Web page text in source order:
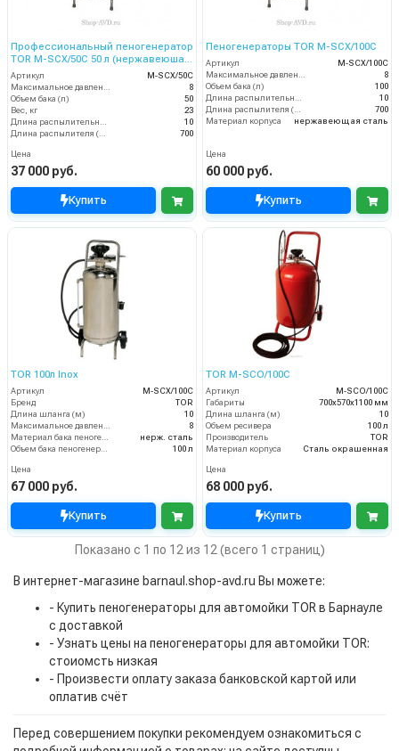
Профессиональный пеногенератор
TOR M-SCX/50C 50 л (нержавеюшая
сталь)
Артикул
М-SCX/50C
Максимальное давление (бар)
8
Объем бака (л)
50
Вес, кг
23
Длина распылительного шланга (м)
10
Длина распылителя (мм)
700
Цена
37 000 руб.
Купить
Пеногенераторы TOR М-SCX/100C
Артикул
М-SCX/100C
Максимальное давление (бар)
8
Объем бака (л)
100
Длина распылительного шланга (м)
10
Длина распылителя (мм)
700
Материал корпуса
нержавеющая сталь
Цена
60 000 руб.
Купить
TOR 100л Inox
Артикул
М-SCX/100C
Бренд
TOR
Длина шланга (м)
10
Максимальное давление (бар)
8
Материал бака пеногенератора
нерж. сталь
Объем бака пеногенератора
100 л
Цена
67 000 руб.
Купить
TOR М-SCO/100C
Артикул
М-SCO/100C
Габариты
700х570х1100 мм
Длина шланга (м)
10
Объем ресивера
100 л
Производитель
TOR
Материал корпуса
Сталь окрашенная
Цена
68 000 руб.
Купить
Показано с 1 по 12 из 12 (всего 1 страниц)
В интернет-магазине barnaul.shop-avd.ru Вы можете:
- Купить пеногенераторы для автомойки TOR в Барнауле
с доставкой
- Узнать цены на пеногенераторы для автомойки TOR:
стоиомсть низкая
- Произвести оплату заказа банковской картой или
оплатив счёт
Перед совершением покупки рекомендуем ознакомиться с